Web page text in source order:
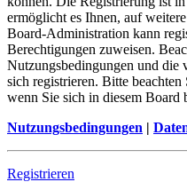
ermöglicht es Ihnen, auf
Board-Administration kann
Berechtigungen zuweisen.
Nutzungsbedingungen und die
sich registrieren. Bitte
wenn Sie sich in diesem Board
Nutzungsbedingungen |
Registrieren